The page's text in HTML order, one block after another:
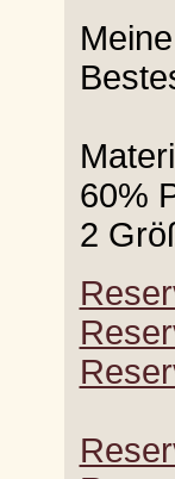
60%
2